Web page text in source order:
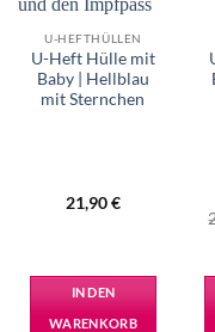
U-HEFTHÜLLEN
U-Heft Hülle mit
Baby | Hellblau
mit Sternchen
21,90€
IN DEN
WARENKORB